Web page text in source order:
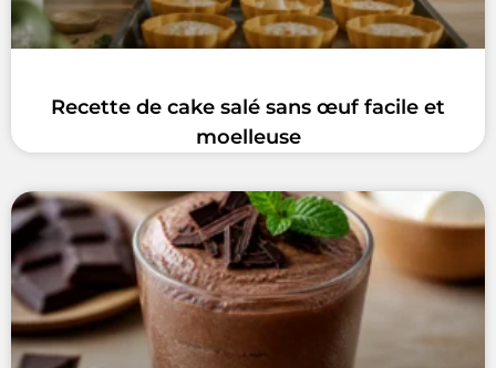
Recette de cake salé sans œuf facile et
moelleuse